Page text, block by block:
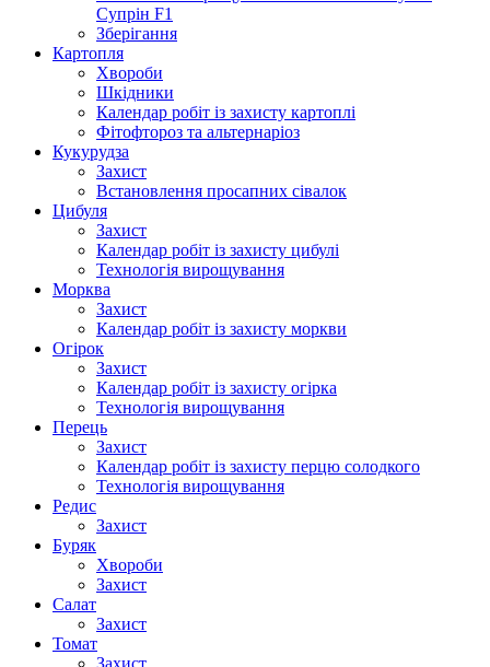
Супрін F1
Зберігання
Картопля
Хвороби
Шкідники
Календар робіт із захисту картоплі
Фітофтороз та альтернаріоз
Кукурудза
Захист
Встановлення просапних сівалок
Цибуля
Захист
Календар робіт із захисту цибулі
Технологія вирощування
Морква
Захист
Календар робіт із захисту моркви
Огірок
Захист
Календар робіт із захисту огірка
Технологія вирощування
Перець
Захист
Календар робіт із захисту перцю солодкого
Технологія вирощування
Редис
Захист
Буряк
Хвороби
Захист
Салат
Захист
Томат
Захист